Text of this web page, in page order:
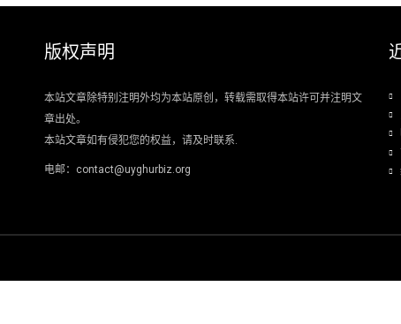
版权声明
本站文章除特别注明外均为本站原创，转载需取得本站许可并注明文
章出处。
本站文章如有侵犯您的权益，请及时联系.
电邮：contact@uyghurbiz.org